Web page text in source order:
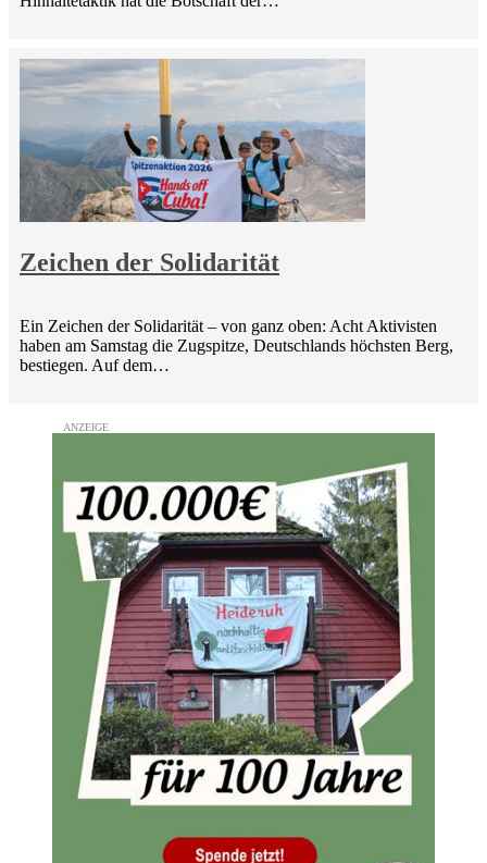
Zeichen der Solidarität
Ein Zeichen der Solidarität – von ganz oben: Acht Aktivisten
haben am Samstag die Zugspitze, Deutschlands höchsten Berg,
bestiegen. Auf dem…